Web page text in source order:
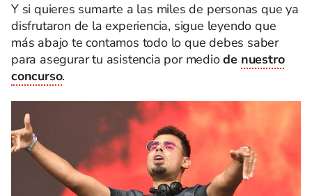
Y si quieres sumarte a las miles de personas que ya
disfrutaron de la experiencia, sigue leyendo que
más abajo te contamos todo lo que debes saber
para asegurar tu asistencia por mediode nuestro
concurso.